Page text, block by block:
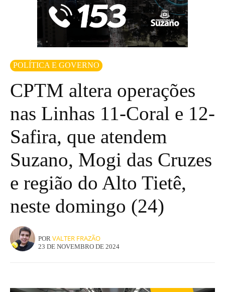
POLÍTICA E GOVERNO
CPTM altera operações
nas Linhas 11-Coral e 12-
Safira, que atendem
Suzano, Mogi das Cruzes
e região do Alto Tietê,
neste domingo (24)
POR VALTER FRAZÃO
23 DE NOVEMBRO DE 2024